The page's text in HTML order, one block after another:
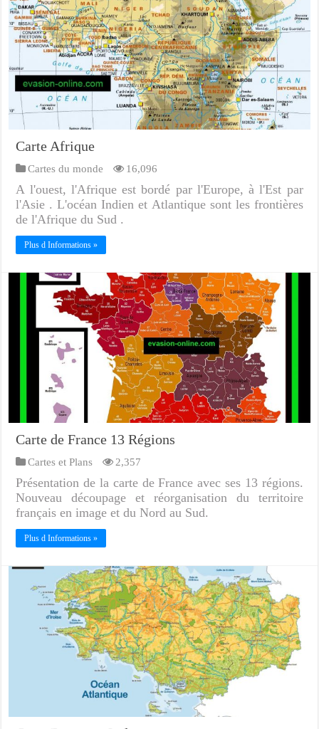
Carte Afrique
Cartes du monde 16,096
A l'ouest, l'Afrique est bordé par l'Europe, à l'Est par
l'Asie . L'océan Indien et Atlantique sont les frontières
de l'Afrique du Sud .
Plus d Informations »
Carte de France 13 Régions
Cartes et Plans 2,357
Présentation de la carte de France avec ses 13 régions.
Nouveau découpage et réorganisation du territoire
français en image et du Nord au Sud.
Plus d Informations »